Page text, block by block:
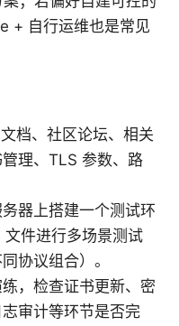
+ 自行运维也是常见
档、社区论坛、相关
理、TLS 参数、路
器上搭建一个测试环
件进行多场景测试
协议组合）。
，检查证书更新、密
审计等环节是否完